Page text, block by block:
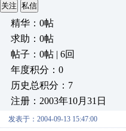
关注 私信
精华：0帖
求助：0帖
帖子：0帖 | 6回
年度积分：0
历史总积分：7
注册：2003年10月31日
发表于：2004-09-13 15:47:00